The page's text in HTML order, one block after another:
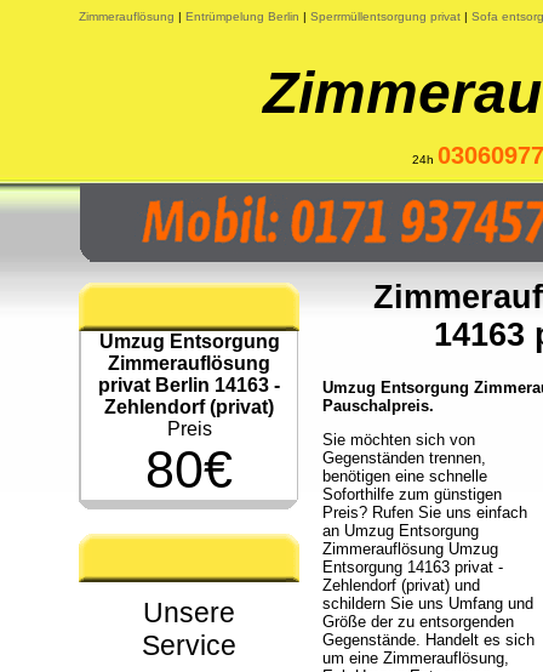
Zimmerauflösung | Entrümpelung Berlin | Sperrmüllentsorgung privat | Sofa
24h
Umzug Entsorgung
Zimmerauflösung
privat Berlin 14163 -
Zehlendorf (privat)
Preis
80€
Unsere
Service
14163
Umzug Entsorgung
Pauschalpreis.
Sie möchten sich von
Gegenständen trennen,
benötigen eine schnelle
Soforthilfe zum günstigen
Preis? Rufen Sie uns einfach
an Umzug Entsorgung
Zimmerauflösung Umzug
Entsorgung 14163 privat -
Zehlendorf (privat) und
schildern Sie uns Umfang und
Größe der zu entsorgenden
Gegenstände. Handelt es sich
um eine Zimmerauflösung,